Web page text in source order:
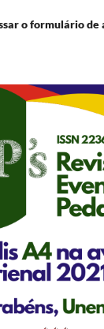
o formulário de